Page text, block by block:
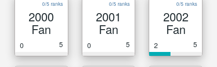
0/5 ranks
2000
Fan
0 5
0/5 ranks
2001
Fan
0 5
0/5 ranks
2002
Fan
2 5